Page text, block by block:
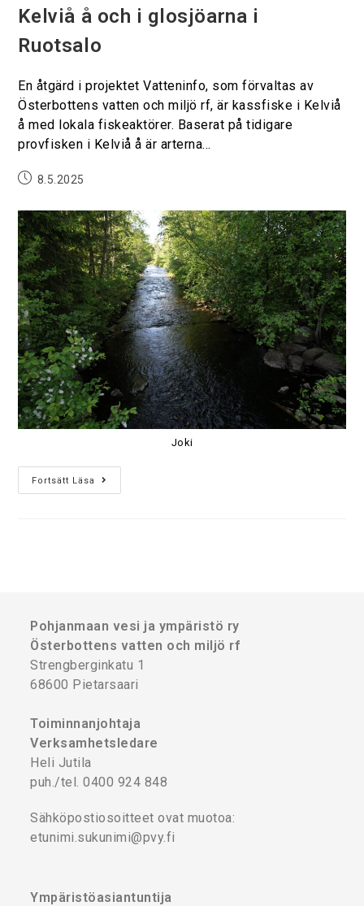
Kelviå å och i glosjöarna i
Ruotsalo
En åtgärd i projektet Vatteninfo, som förvaltas av
Österbottens vatten och miljö rf, är kassfiske i Kelviå
å med lokala fiskeaktörer. Baserat på tidigare
provfisken i Kelviå å är arterna…
8.5.2025
Joki
Fortsätt Läsa
Pohjanmaan vesi ja ympäristö ry
Österbottens vatten och miljö rf
Strengberginkatu 1
68600 Pietarsaari
Toiminnanjohtaja
Verksamhetsledare
Heli Jutila
puh./tel. 0400 924 848
Sähköpostiosoitteet ovat muotoa:
etunimi.sukunimi@pvy.fi
Ympäristöasiantuntija